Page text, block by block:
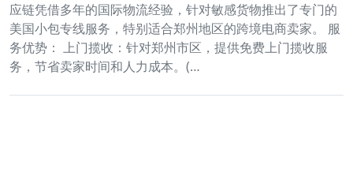
应链凭借多年的国际物流经验，针对敏感货物推出了专门的
美国小包专线服务，特别适合郑州地区的跨境电商卖家。 服
务优势： 上门揽收：针对郑州市区，提供免费上门揽收服
务，节省卖家时间和人力成本。(…